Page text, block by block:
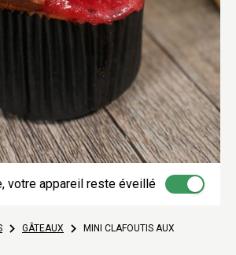
votre appareil reste éveillé
> GÂTEAUX >
MINI CLAFOUTIS AUX